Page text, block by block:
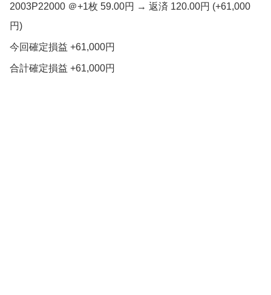
2003P22000 ＠+1枚 59.00円 → 返済 120.00円 (+61,000
円)
今回確定損益 +61,000円
合計確定損益 +61,000円